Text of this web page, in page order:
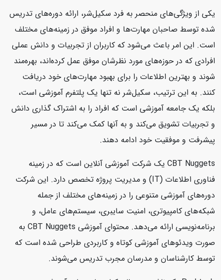
یکی از ویژگی‌های منحصر به فرد سکیل‌شر، ارائه دوره‌های تدریس
شده توسط صاحبان مهارت‌ها و افراد موفق در زمینه‌های مختلف
است. این امر باعث می‌شود که کاربران از تجربیات و دانش عملی
افرادی که در حوزه‌های مورد نظرشان موفق عمل کرده‌اند، بهره‌مند
شوند و بهترین اطلاعات را برای بهبود مهارت‌های خود دریافت
کنند. به این ترتیب، سکیل‌شر نه تنها یک پلتفرم آموزشی است،
بلکه یک جامعه آموزشی است که افراد را به اشتراک گذاری دانش
و تجربیات تشویق می‌کند و به آنها کمک می‌کند تا در مسیر
پیشرفت و موفقیت خود ادامه دهند.
CBT Nuggets یک شرکت آموزشی آنلاین است که در زمینه
فناوری اطلاعات (IT) و مدیریت پروژه تخصص دارد. این شرکت
دوره‌های آموزشی متنوعی را در زمینه‌های مختلف از جمله
شبکه‌های کامپیوتری، امنیت سایبری، سیستم‌های عامل، و
برنامه‌نویسی ارائه می‌دهد. محتوای آموزشی CBT Nuggets به
صورت ویدئوهای آموزشی کوتاه و کاربردی طراحی شده است که
توسط کارشناسان و مدرسان مجرب تدریس می‌شوند.